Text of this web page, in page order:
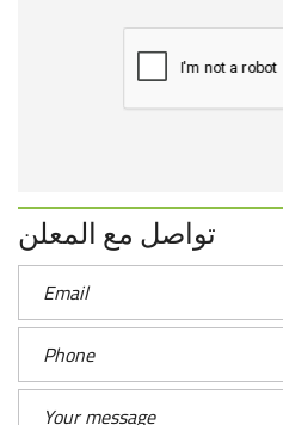
تواصل مع المعلن